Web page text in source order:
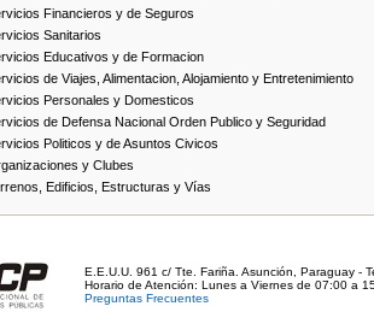
Financieros y de Seguros
Sanitarios
Educativos y de Formacion
de Viajes, Alimentacion, Alojamiento y Entretenimiento
Personales y Domesticos
de Defensa Nacional Orden Publico y Seguridad
Politicos y de Asuntos Civicos
y Clubes
Edificios, Estructuras y Vías
E.E.U.U. 961 c/ Tte. Fariña. Asunción, Paraguay -
Horario de Atención: Lunes a Viernes de 07:00 a
Preguntas Frecuentes